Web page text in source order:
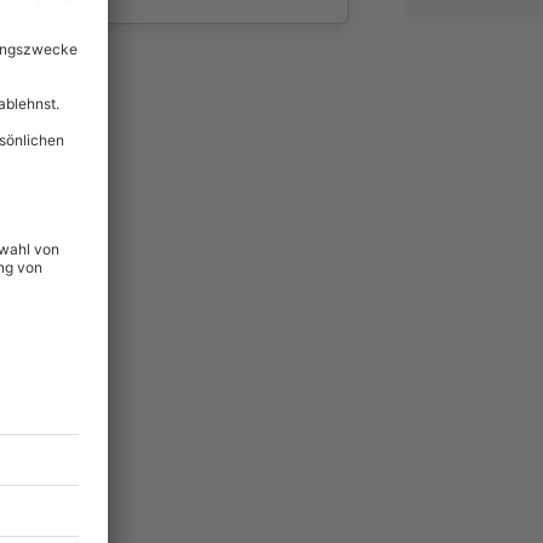
& verlängerbar.